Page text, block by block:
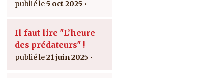
5 oct 2025
Il faut lire "L’heure
des prédateurs" !
21 juin 2025